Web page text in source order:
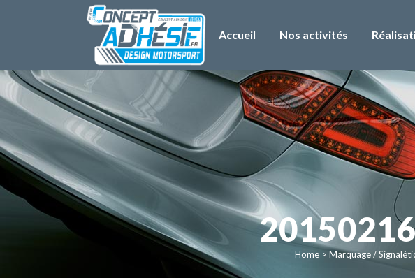
Accueil Nos activités
Home > Marquage /